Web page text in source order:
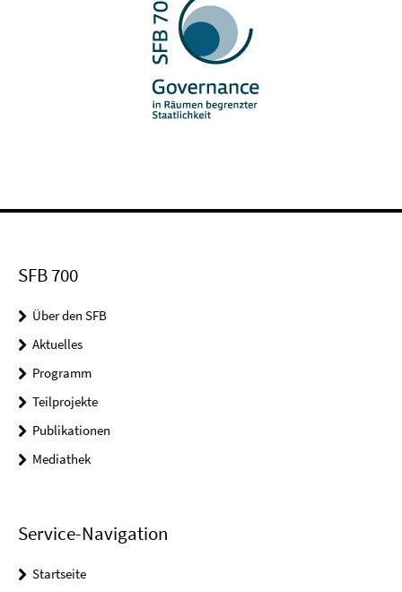
SFB 700
Über den SFB
Aktuelles
Programm
Teilprojekte
Publikationen
Mediathek
Service-Navigation
Startseite